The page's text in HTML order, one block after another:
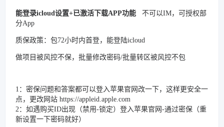
能登录icloud设置+已激活下载APP功能 不可以IM，可授权部
分App
质保政策：包72小时内首登，能登陆icloud
做项目被风控不保，批量修改密码/批量转区被风控不包
1：密保问题和答案都可以登入苹果官网改一下，这样更安全一
点，更改网站 https://appleid.apple.com
2：如遇购买ID出现（禁用-锁定）登入苹果官网-通过密保（重
新设置一下密码就好）